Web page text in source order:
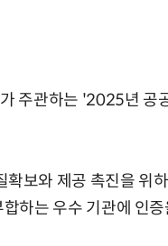
주관하는 '2025년 공
보와 제공 촉진을 위
하는 우수 기관에 인
10 코스피 급등에